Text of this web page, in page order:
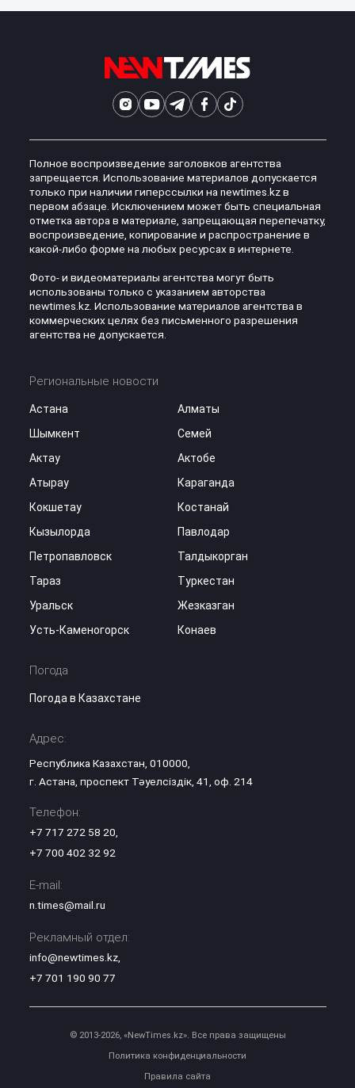
Полное воспроизведение заголовков агентства
запрещается. Использование материалов допускается
только при наличии гиперссылки на newtimes.kz в
первом абзаце. Исключением может быть специальная
отметка автора в материале, запрещающая перепечатку,
воспроизведение, копирование и распространение в
какой-либо форме на любых ресурсах в интернете.
Фото- и видеоматериалы агентства могут быть
использованы только с указанием авторства
newtimes.kz. Использование материалов агентства в
коммерческих целях без письменного разрешения
агентства не допускается.
Региональные новости
Астана
Алматы
Шымкент
Семей
Актау
Актобе
Атырау
Караганда
Кокшетау
Костанай
Кызылорда
Павлодар
Петропавловск
Талдыкорган
Тараз
Туркестан
Уральск
Жезказган
Усть-Каменогорск
Конаев
Погода
Погода в Казахстане
Адрес:
Республика Казахстан, 010000,
г. Астана, проспект Тәуелсіздік, 41, оф. 214
Телефон:
+7 717 272 58 20
+7 700 402 32 92
E-mail:
n.times@mail.ru
Рекламный отдел:
info@newtimes.kz,
+7 701 190 90 77
© 2013-2026, «NewTimes.kz». Все права защищены
Политика конфиденциальности
Правила сайта